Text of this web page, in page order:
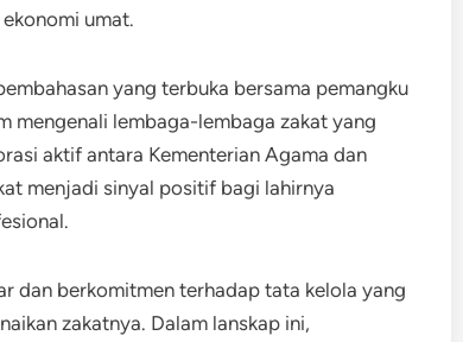
umat.
yang terbuka bersama pemangku
mengenali lembaga-lembaga zakat yang
aktif antara Kementerian Agama dan
menjadi sinyal positif bagi lahirnya
dan berkomitmen terhadap tata kelola yang
zakatnya. Dalam lanskap ini,